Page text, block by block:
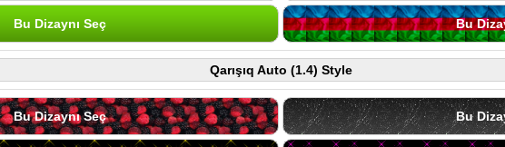
Bu Dizaynı Seç Bu
Qarışıq Auto (1.4) Style
Bu Dizaynı Seç Bu